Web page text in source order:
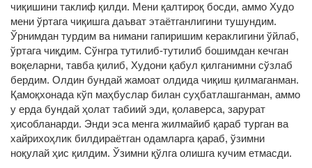
чиқишини таклиф қилди. Мени қалтироқ босди, аммо Худо
мени ўртага чиқишга даъват этаётганлигини тушундим.
Ўрнимдан турдим ва нимани гапиришим кераклигини ўйлаб,
ўртага чиқдим. Сўнгра тутилиб-тутилиб бошимдан кечган
воқеларни, тавба қилиб, Худони қабул қилганимни сўзлаб
бердим. Олдин бундай жамоат олдида чиқиш қилмаганман.
Қамоқхонада кўп маҳбуслар билан суҳбатлашганман, аммо
у ерда бундай ҳолат табиий эди, қолаверса, зарурат
ҳисобланарди. Энди эса менга жилмайиб қараб турган ва
хайрихоҳлик билдираётган одамларга қараб, ўзимни
ноқулай ҳис қилдим. Ўзимни қўлга олишга кучим етмасди.